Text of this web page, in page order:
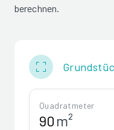
berechnen.
Quadratmeter
m²